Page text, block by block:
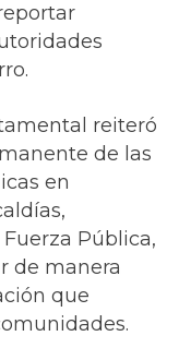
reiteró
de las
en
Pública,
de manera
que